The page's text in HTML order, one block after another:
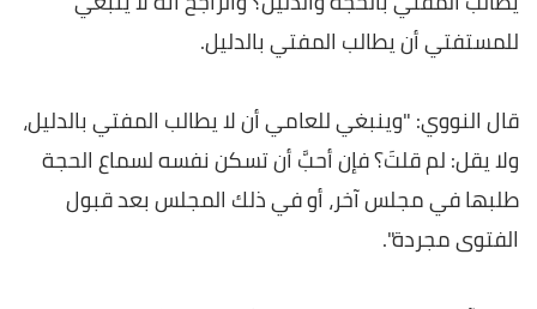
للمستفتي أن يطالب المفتي بالدليل.
قال النووي: "وينبغي للعامي أن لا يطالب المفتي بالدليل،‏
ولا يقل:‏ لم قلتَ‏؟‏ فإن أحبَّ أن تسكن نفسه لسماع الحجة
طلبها في مجلس آخر،‏ أو في ذلك المجلس بعد قبول
الفتوى مجردة".‏